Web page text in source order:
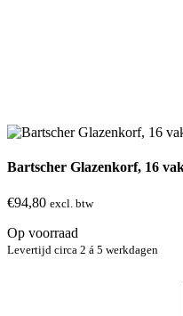
Bartscher Glazenkorf, 16
€94,80 excl. btw
Op voorraad
Levertijd circa 2 á 5 werkdagen